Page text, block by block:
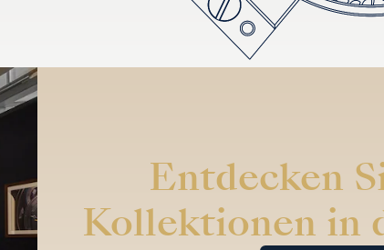
Entdecken
Kollektionen in